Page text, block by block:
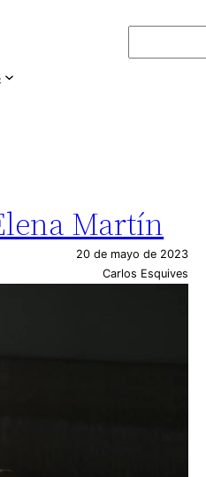
Martín
20 de mayo de 2023
Carlos Esquives